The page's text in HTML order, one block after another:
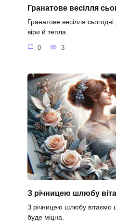
Гранатове весілля
Гранатове весілля
віри й тепла.
0 3
З річницею шлюбу
З річницею шлюбу
буде міцна.